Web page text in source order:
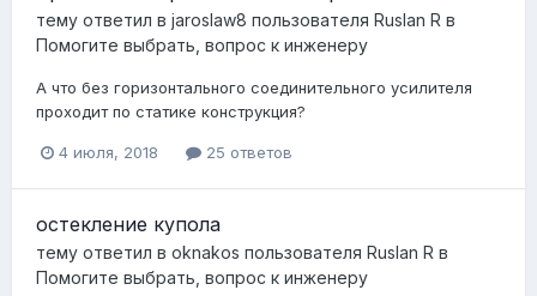
тему ответил в jaroslaw8 пользователя Ruslan R в
Помогите выбрать, вопрос к инженеру
А что без горизонтального соединительного усилителя
проходит по статике конструкция?
4 июля, 2018 25 ответов
остекление купола
тему ответил в oknakos пользователя Ruslan R в
Помогите выбрать, вопрос к инженеру